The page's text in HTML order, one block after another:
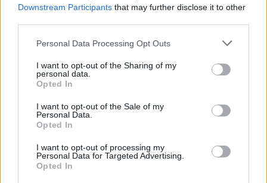
Downstream Participants that may further disclose it to other
Please note that this website/app uses one or more Google
not limited to your visit or usage behaviour. You may click to
grant or deny consent to Google and its third-party tags to
use your data for below specified purposes in below Google
consent section.
Personal Data Processing Opt Outs
I want to opt-out of the Sharing of my
personal data.
Opted In
I want to opt-out of the Sale of my
Personal Data.
Opted In
I want to opt-out of processing my
Personal Data for Targeted Advertising.
Opted In
Continua a leggere
FANATISMO TECH